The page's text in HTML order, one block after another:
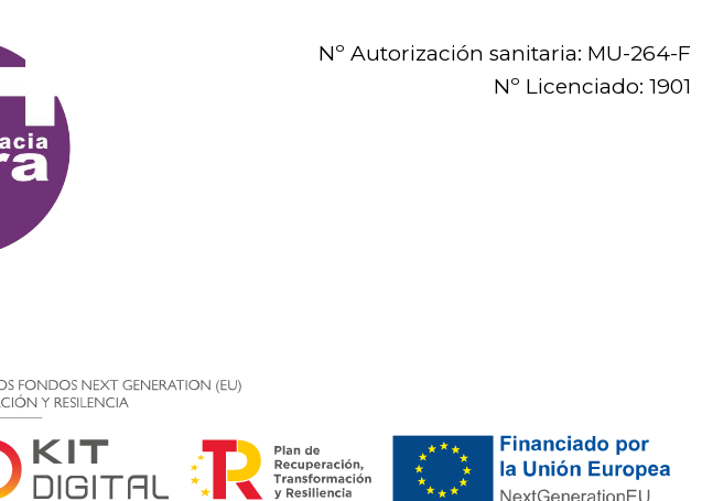
Nº Autorización sanitaria: MU-264-F
Nº Licenciado: 1901